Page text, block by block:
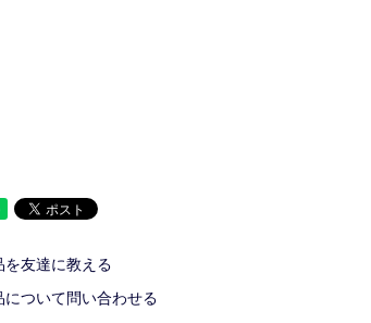
を友達に教える
について問い合わせる